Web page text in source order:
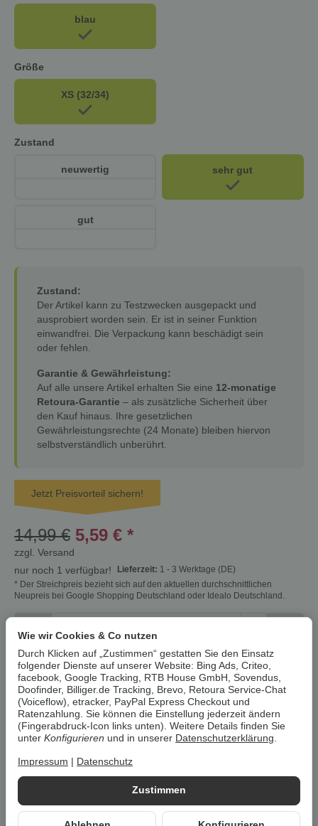
blau
Größe
XS (32/34)
Zustand
neuwertig sehr gut
gut
Zustand:
Der Artikel kann zu Testzwecken ausgepackt und
ausprobiert worden sein. Er ist in seiner Funktion
einwandfrei. Die Verpackung kann beschädigt sein
oder fehlen.
Garantie & Gewährleistung:
Auf alle unsere Artikel erhalten Sie eine 12-monatige
Retoura-Garantie – als zusätzliche Sicherheit über
den Kauf hinaus. Ihre gesetzlichen
Gewährleistungsrechte (24 Monate) bleiben hiervon
selbstverständlich unberührt.
Jetzt Preisvorteil sichern!
14,99 € 5,59 € *
zzgl. Versand
nur noch 1 verfügbar!
Lieferzeit: 1 - 3 Werktage (DE)
* Der Streichpreis bezieht sich auf den aktuellen durchschnittlichen
Neupreis bei Google Shopping Deutschland oder Idealo Deutschland.
In den Warenkorb
Cookies erlauben
Artikelnummer: 4055333054042Z2
HAN:100358934001
Beschreibung
Zustimmen
Wie wir Cookies & Co nutzen
Durch Klicken auf „Zustimmen“ gestatten Sie den Einsatz
folgender Dienste auf unserer Website: Bing Ads, Criteo,
facebook, Google Tracking, RTB House GmbH, Sovendus,
Doofinder, Billiger.de Tracking, Brevo, Retoura Service-Chat
(Voiceflow), etracker, PayPal Express Checkout und
Ratenzahlung. Sie können die Einstellung jederzeit ändern
(Fingerabdruck-Icon links unten). Weitere Details finden Sie
unter Konfigurieren und in unserer Datenschutzerklärung.
Impressum Datenschutz